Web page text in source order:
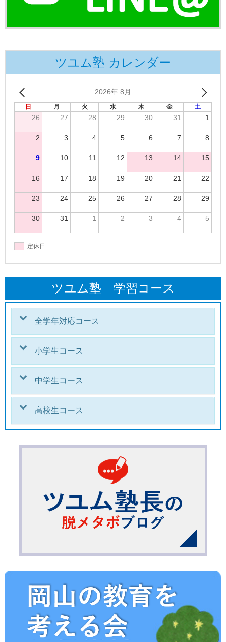
ツユム塾 カレンダー
2026年 8月
日 月 火 水 木 金 土
26 27 28 29 30 31 1
2 3 4 5 6 7 8
9 10 11 12 13 14 15
16 17 18 19 20 21 22
23 24 25 26 27 28 29
30 31 1 2 3 4 5
定休日
ツユム塾 学習コース
全学年対応コース
小学生コース
中学生コース
高校生コース